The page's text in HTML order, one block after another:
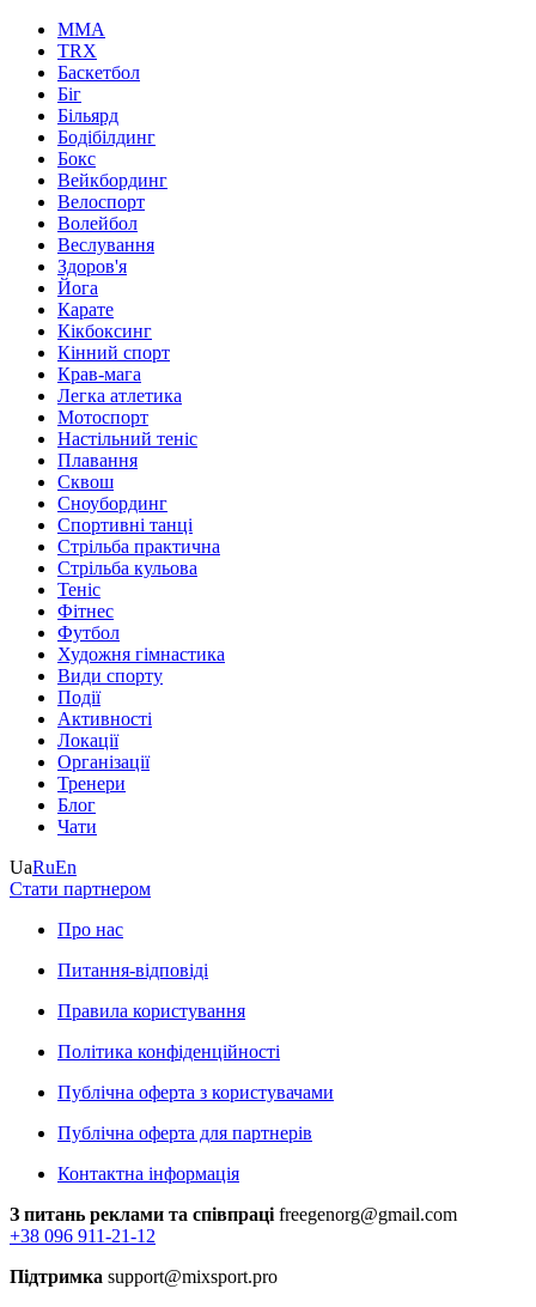
MMA
TRX
Баскетбол
Біг
Більярд
Бодібілдинг
Бокс
Вейкбординг
Велоспорт
Волейбол
Веслування
Здоров'я
Йога
Карате
Кікбоксинг
Кінний спорт
Крав-мага
Легка атлетика
Мотоспорт
Настільний теніс
Плавання
Сквош
Сноубординг
Спортивні танці
Стрільба практична
Стрільба кульова
Теніс
Фітнес
Футбол
Художня гімнастика
Види спорту
Події
Активності
Локації
Організації
Тренери
Блог
Чати
UaRuEn
Стати партнером
Про нас
Питання-відповіді
Правила користування
Політика конфіденційності
Публічна оферта з користувачами
Публічна оферта для партнерів
Контактна інформація
З питань реклами та співпраці freegenorg@gmail.com
+38 096 911-21-12
Підтримка support@mixsport.pro